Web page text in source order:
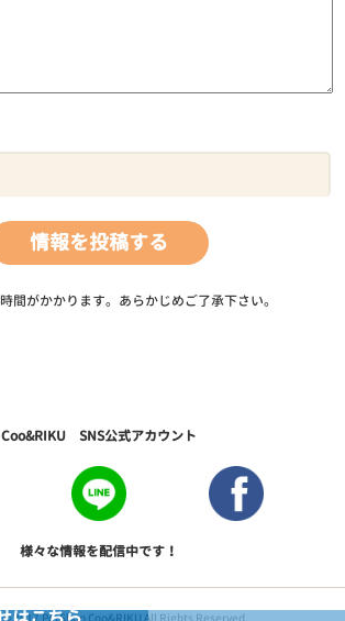
間がかかります。あらかじめご了承下さい。
Coo&RIKU SNS公式アカウント
様々な情報を配信中です！
2017 PetShop Coo&RIKU All Rights Reserved.